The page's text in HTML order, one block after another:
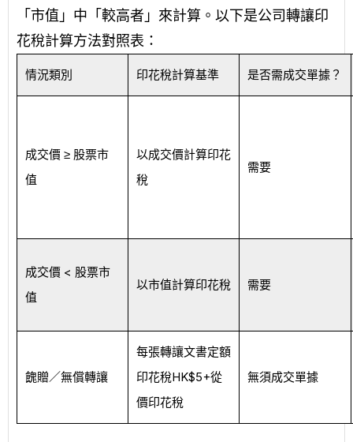
「市值」中「較高者」來計算。以下是公司轉讓印
花稅計算方法對照表：
情況類別 印花稅計算基準 是否需成交單據？
成交價 ≥ 股票市
值
以成交價計算印花
稅
需要
成交價 < 股票市
值
以市值計算印花稅 需要
餽贈／無償轉讓
每張轉讓文書定額
印花稅HK$5+從
價印花稅
無須成交單據